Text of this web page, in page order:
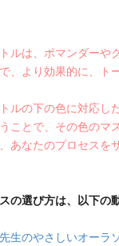
ルは、ポマンダーや
、より効果的に、ト
ルの下の色に対応し
ことで、その色のマ
あなたのプロセスを
の選び方は、以下の
生のやさしいオーラ